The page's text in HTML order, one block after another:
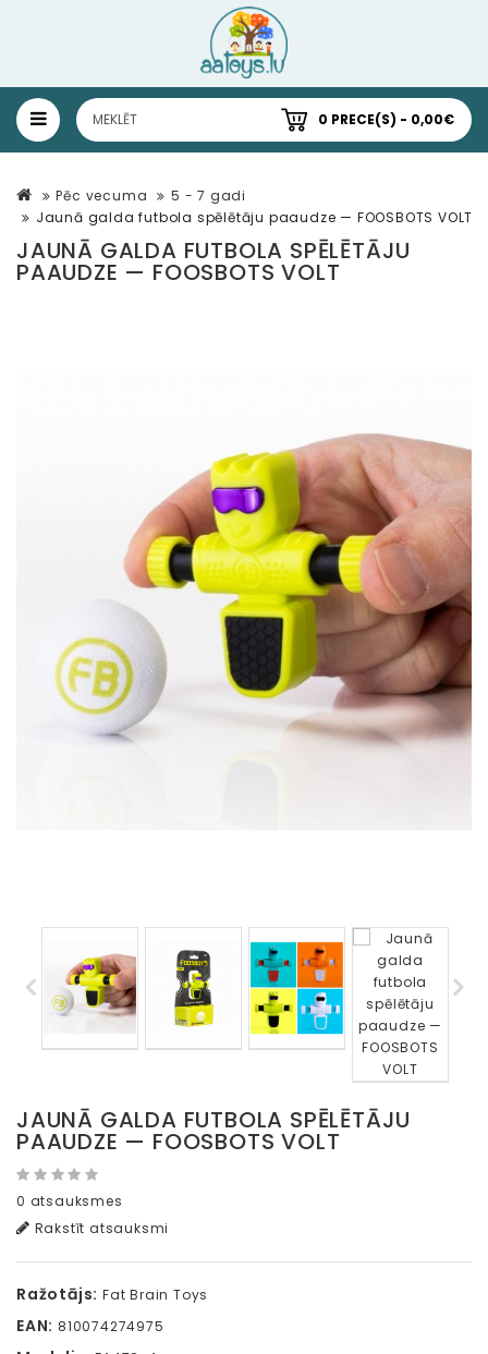
0 PRECE(S) - 0,00€
Pēc vecuma
5 - 7 gadi
Jaunā galda futbola spēlētāju paaudze — FOOSBOTS VOLT
JAUNĀ GALDA FUTBOLA SPĒLĒTĀJU
PAAUDZE — FOOSBOTS VOLT
JAUNĀ GALDA FUTBOLA SPĒLĒTĀJU
PAAUDZE — FOOSBOTS VOLT
0 atsauksmes
Rakstīt atsauksmi
Ražotājs: Fat Brain Toys
EAN: 810074274975